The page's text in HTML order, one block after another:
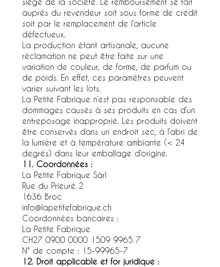
siège de la société. Le remboursement se fait
auprès du revendeur soit sous forme de crédit
soit par le remplacement de l’article
défectueux.
La production étant artisanale, aucune
réclamation ne peut être faite sur une
variation de couleur, de forme, de parfum ou
de poids. En effet, ces paramètres peuvent
varier suivant les lots.
La Petite Fabrique n’est pas responsable des
dommages causés à ses produits en cas d’un
entreposage inapproprié. Les produits doivent
être conservés dans un endroit sec, à l’abri de
la lumière et à température ambiante (< 24
degrés) dans leur emballage d’origine.
11. Coordonnées :
La Petite Fabrique Sàrl
Rue du Prieuré 2
1636 Broc
info@lapetitefabrique.ch
Coordonnées bancaires :
La Petite Fabrique
CH27 0900 0000 1509 9965 7
N° de compte : 15-99965-7
12. Droit applicable et for juridique :